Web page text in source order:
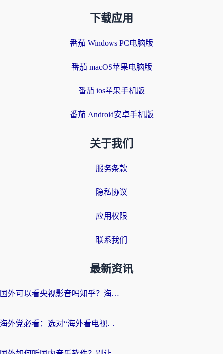
下载应用
番茄 Windows PC电脑版
番茄 macOS苹果电脑版
番茄 ios苹果手机版
番茄 Android安卓手机版
关于我们
服务条款
隐私协议
应用权限
联系我们
最新资讯
国外可以看央视影音吗知乎？海外党亲测有效的回国加速方案
海外党必看：选对“海外看电视剧软件”，再也不用愁国内剧刷不了